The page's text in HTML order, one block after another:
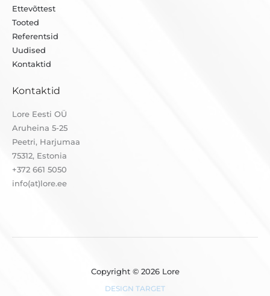
Ettevõttest
Tooted
Referentsid
Uudised
Kontaktid
Kontaktid
Lore Eesti OÜ
Aruheina 5-25
Peetri, Harjumaa
75312, Estonia
+372 661 5050
info(at)lore.ee
Copyright © 2026 Lore
DESIGN TARGET